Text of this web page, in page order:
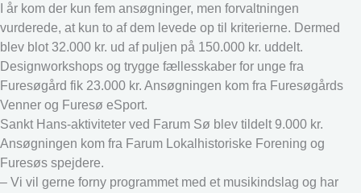
I år kom der kun fem ansøgninger, men forvaltningen
vurderede, at kun to af dem levede op til kriterierne. Dermed
blev blot 32.000 kr. ud af puljen på 150.000 kr. uddelt.
Designworkshops og trygge fællesskaber for unge fra
Furesøgård fik 23.000 kr. Ansøgningen kom fra Furesøgårds
Venner og Furesø eSport.
Sankt Hans-aktiviteter ved Farum Sø blev tildelt 9.000 kr.
Ansøgningen kom fra Farum Lokalhistoriske Forening og
Furesøs spejdere.
– Vi vil gerne forny programmet med et musikindslag og har